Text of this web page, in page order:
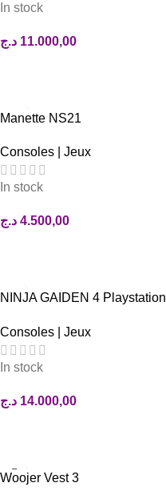
In stock
11.000,00 د.ج
Manette NS21
Consoles | Jeux
In stock
4.500,00 د.ج
NINJA GAIDEN 4 Playstation
Consoles | Jeux
In stock
14.000,00 د.ج
Woojer Vest 3